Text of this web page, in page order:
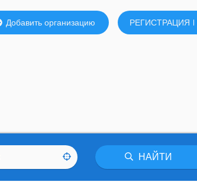
Добавить организацию РЕГИСТРАЦИЯ
НАЙТИ